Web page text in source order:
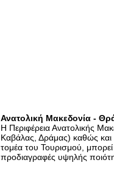
Ανατολική Μακεδονία -
Η Περιφέρεια Ανατολικής
Καβάλας, Δράμας) καθώς
τομέα του Τουρισμού, μπορεί
προδιαγραφές υψηλής